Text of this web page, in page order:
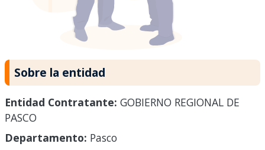
Sobre la entidad
Entidad Contratante: GOBIERNO REGIONAL DE
PASCO
Departamento: Pasco